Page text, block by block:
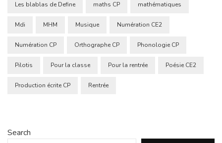
Les blablas de Define maths CP mathématiques
Mdi MHM Musique Numération CE2
Numération CP Orthographe CP Phonologie CP
Pilotis Pour la classe Pour la rentrée Poésie CE2
Production écrite CP Rentrée
Search